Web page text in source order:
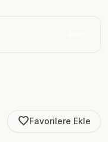
favorite_borderFavorilere Ekle